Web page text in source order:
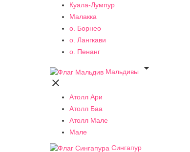
Куала-Лумпур
Малакка
о. Борнео
о. Лангкави
о. Пенанг
Мальдивы


Атолл Ари
Атолл Баа
Атолл Мале
Мале
Сингапур